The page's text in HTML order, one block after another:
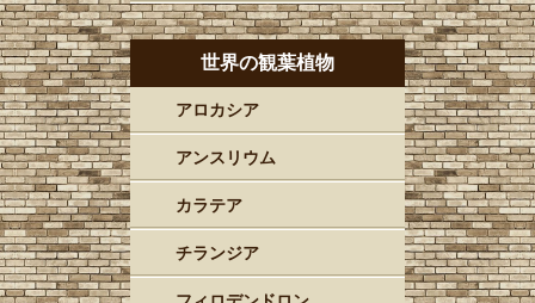
世界の観葉植物
アロカシア
アンスリウム
カラテア
チランジア